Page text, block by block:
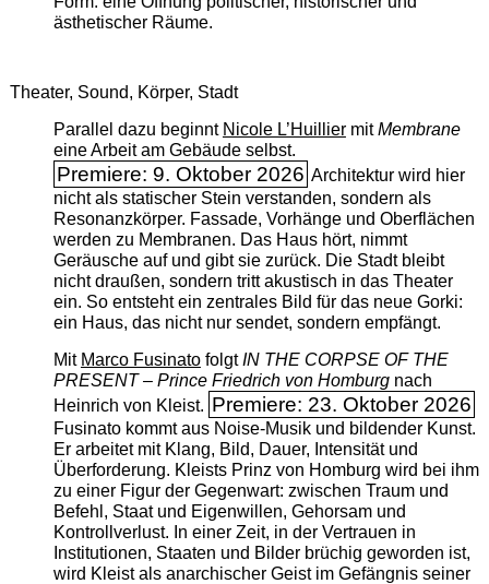
ästhetischer Räume.
Theater, Sound, Körper, Stadt
Parallel dazu beginnt Nicole L’Huilliermit ­Membrane
eine Arbeit am Gebäude selbst.
Premiere: 9. Oktober 2026 Architektur wird hier
nicht als statischer Stein verstanden, sondern als
Resonanzkörper. Fassade, Vorhänge und Oberflächen
werden zu Membranen. Das Haus hört, nimmt
Geräusche auf und gibt sie zurück. Die Stadt bleibt
nicht draußen, sondern tritt akustisch in das Theater
ein. So entsteht ein zentrales Bild für das neue Gorki:
ein Haus, das nicht nur sendet, sondern empfängt.
Mit Marco FusinatofolgtIN THE CORPSE OF THE
PRESENT – Prince Friedrich von Homburgnach
Heinrich von Kleist. Premiere: 23. Oktober 2026
Fusinato kommt aus Noise-Musik und bildender Kunst.
Er arbeitet mit Klang, Bild, Dauer, Intensität und
Überforderung. Kleists Prinz von Homburg wird bei ihm
zu einer Figur der Gegenwart: zwischen Traum und
Befehl, Staat und Eigenwillen, Gehorsam und
Kontrollverlust. In einer Zeit, in der Vertrauen in
Institutionen, Staaten und Bilder brüchig geworden ist,
wird Kleist als anarchischer Geist im Gefängnis seiner